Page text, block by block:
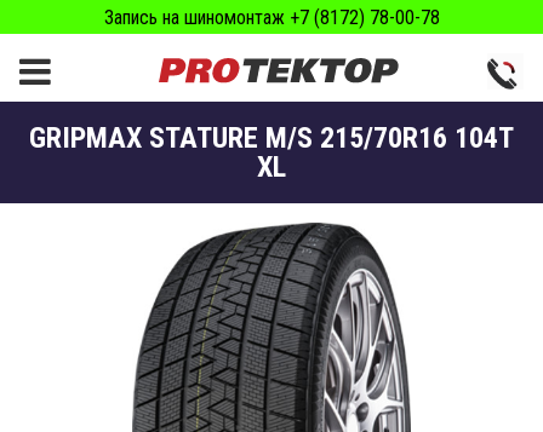
Запись на шиномонтаж +7 (8172) 78-00-78
GRIPMAX STATURE M/S 215/70R16 104T
XL